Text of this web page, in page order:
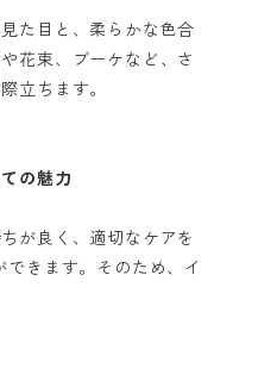
た目と、柔らかな色合
花束、ブーケなど、さ
立ちます。
の魅力
が良く、適切なケアを
きます。そのため、イ